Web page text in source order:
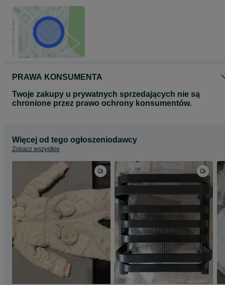
PRAWA KONSUMENTA
Twoje zakupy u prywatnych sprzedających nie są
chronione przez prawo ochrony konsumentów.
Więcej od tego ogłoszeniodawcy
Zobacz wszystkie